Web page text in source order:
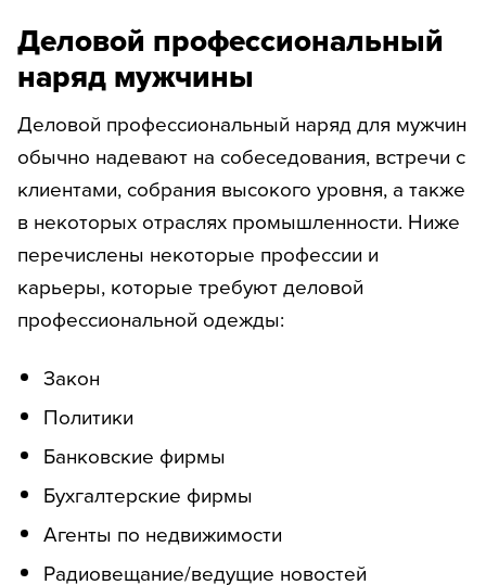
Деловой профессиональный
наряд мужчины
Деловой профессиональный наряд для мужчин
обычно надевают на собеседования, встречи с
клиентами, собрания высокого уровня, а также
в некоторых отраслях промышленности. Ниже
перечислены некоторые профессии и
карьеры, которые требуют деловой
профессиональной одежды:
Закон
Политики
Банковские фирмы
Бухгалтерские фирмы
Агенты по недвижимости
Радиовещание/ведущие новостей